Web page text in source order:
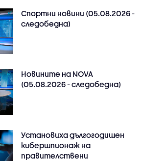
Спортни новини (05.08.2026 -
следобедна)
Новините на NOVA
(05.08.2026 - следобедна)
Установиха дългогодишен
кибершпионаж на
правителствени